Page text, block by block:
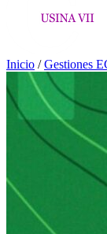
Inicio /Gestiones